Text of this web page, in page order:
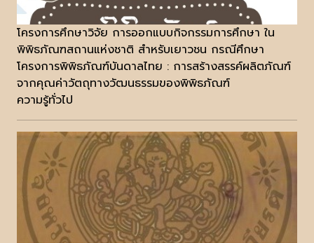
โครงการศึกษาวิจัย การออกแบบกิจกรรมการศึกษา ใน
พิพิธภัณฑสถานแห่งชาติ สำหรับเยาวชน กรณีศึกษา
โครงการพิพิธภัณฑ์บันดาลไทย : การสร้างสรรค์ผลิตภัณฑ์
จากคุณค่าวัตถุทางวัฒนธรรมของพิพิธภัณฑ์
ความรู้ทั่วไป